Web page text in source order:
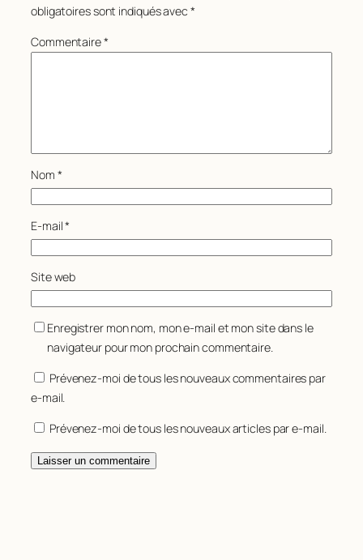
obligatoires sont indiqués avec *
Commentaire*
Nom *
E-mail*
Site web
Enregistrer mon nom, mon e-mail et mon site dans le
navigateur pour mon prochain commentaire.
Prévenez-moi de tous les nouveaux commentaires par
e-mail.
Prévenez-moi de tous les nouveaux articles par e-mail.